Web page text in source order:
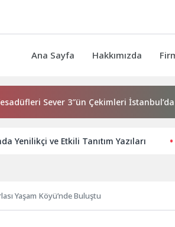
Ana Sayfa Hakkımızda
Sever 3″ün Çekimleri İstanbul’da
Yenilikçi ve Etkili Tanıtım Yazıları
Yaşam Köyü’nde Buluştu